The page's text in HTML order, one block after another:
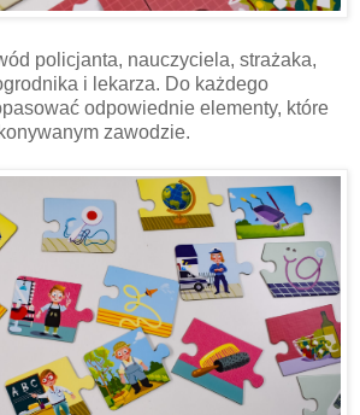
policjanta, nauczyciela, strażaka,
i lekarza. Do każdego
odpowiednie elementy, które
zawodzie.